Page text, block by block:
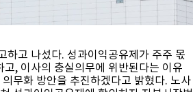
하고 나섰다. 성과이익공유제가 주주 몫
고, 이사의 충실의무에 위반된다는 이유
무화 방안을 추진하겠다고 밝혔다. 노사